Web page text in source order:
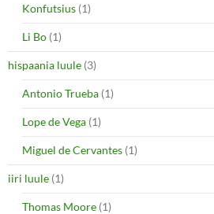
Konfutsius (1)
Li Bo (1)
hispaania luule (3)
Antonio Trueba (1)
Lope de Vega (1)
Miguel de Cervantes (1)
iiri luule (1)
Thomas Moore (1)